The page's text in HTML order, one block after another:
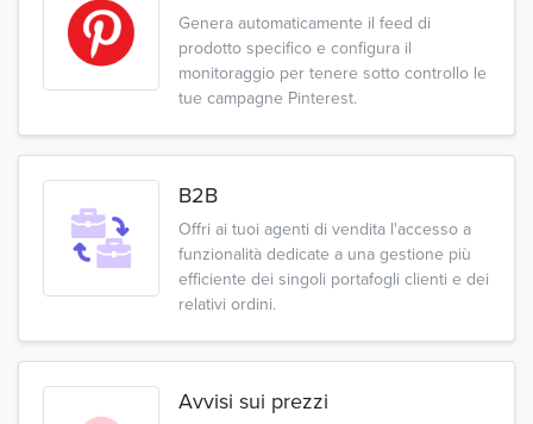
Genera automaticamente il feed di
prodotto specifico e configura il
monitoraggio per tenere sotto controllo le
tue campagne Pinterest.
B2B
Offri ai tuoi agenti di vendita l'accesso a
funzionalità dedicate a una gestione più
efficiente dei singoli portafogli clienti e dei
relativi ordini.
Avvisi sui prezzi